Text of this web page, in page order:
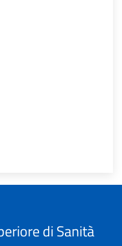
di Sanità